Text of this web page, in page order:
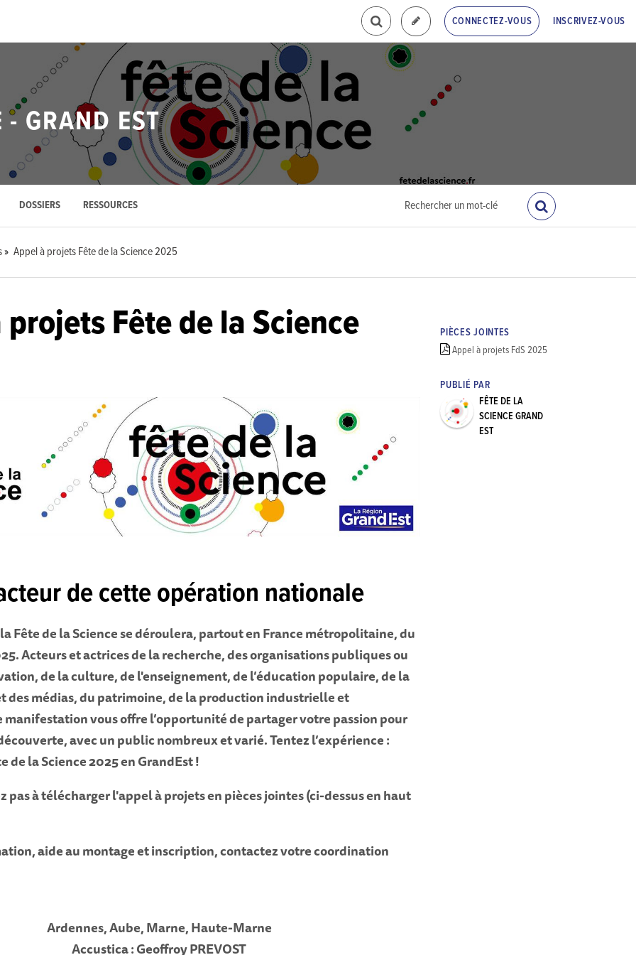
CONNECTEZ-VOUS INSCRIVEZ-VOUS
- GRAND EST
DOSSIERS RESSOURCES
Appel à projets Fête de la Science 2025
Fête de la Science
de cette opération nationale
Fête de la Science se déroulera, partout en France métropolitaine, du
Acteurs et actrices de la recherche, des organisations publiques ou
de la culture, de l'enseignement, de l’éducation populaire, de la
des médias, du patrimoine, de la production industrielle et
manifestation vous offre l’opportunité de partager votre passion pour
avec un public nombreux et varié. Tentez l’expérience :
de la Science 2025 en GrandEst !
pas à télécharger l'appel à projets en pièces jointes (ci-dessus en haut
aide au montage et inscription, contactez votre coordination
Ardennes, Aube, Marne, Haute-Marne
Accustica : Geoffroy PREVOST
PIÈCES JOINTES
Appel à projets FdS 2025
PUBLIÉ PAR
FÊTE DE LA
SCIENCE GRAND
EST